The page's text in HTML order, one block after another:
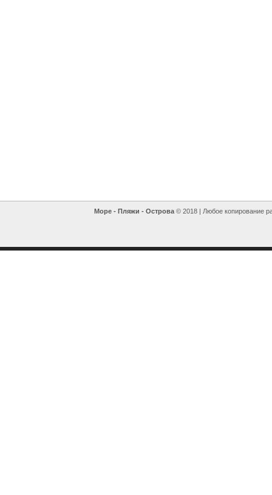
Море - Пляжи - Острова © 2018 | Любое копирование